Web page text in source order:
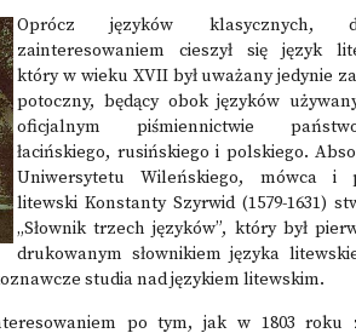
Oprócz języków klasycznych,
zainteresowaniem cieszył się język
który w wieku XVII był uważany jedynie
potoczny, będący obok języków
oficjalnym piśmiennictwie
łacińskiego, rusińskiego i polskiego.
Uniwersytetu Wileńskiego, mówca i
litewski Konstanty Szyrwid (1579-1631)
„Słownik trzech języków”, który był
drukowanym słownikiem języka
studia nad językiem litewskim.
po tym, jak w 1803 roku